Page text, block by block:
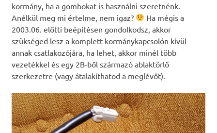
kormány, ha a gombokat is használni szeretnénk.
Anélkül meg mi értelme, nem igaz?
Ha mégis a
2003.06. előtti beépítésen gondolkodsz, akkor
szükséged lesz a komplett kormánykapcsolón kívül
annak csatlakozójára, ha lehet, akkor minél több
vezetékkel és egy 2B-ből származó ablaktörlő
szerkezetre (vagy átalakíthatod a meglévőt).